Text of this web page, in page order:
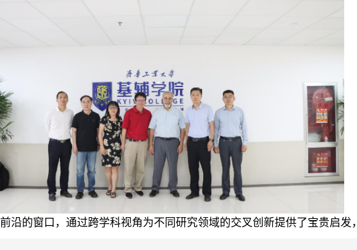
前沿的窗口，通过跨学科视角为不同研究领域的交叉创新提供了宝贵启发，